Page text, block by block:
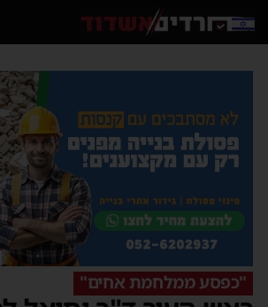
"כפסע ממלחמת אחים"